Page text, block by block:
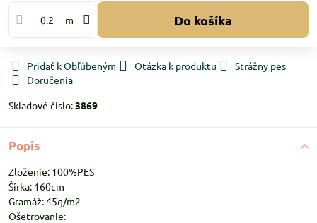
m Do košíka
Pridať k Obľúbeným Otázka k produktu
Strážny pes
Doručenia
Skladové číslo:3869
Popis
Zloženie: 100%PES
Šírka: 160cm
Gramáž: 45g/m2
Ošetrovanie: